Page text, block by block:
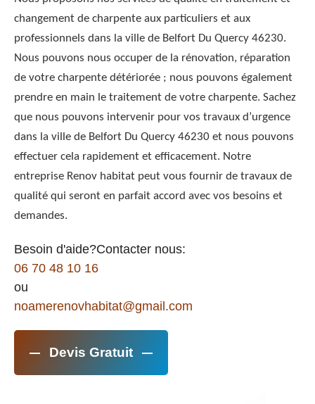
changement de charpente aux particuliers et aux
professionnels dans la ville de Belfort Du Quercy 46230.
Nous pouvons nous occuper de la rénovation, réparation
de votre charpente détériorée ; nous pouvons également
prendre en main le traitement de votre charpente. Sachez
que nous pouvons intervenir pour vos travaux d’urgence
dans la ville de Belfort Du Quercy 46230 et nous pouvons
effectuer cela rapidement et efficacement. Notre
entreprise Renov habitat peut vous fournir de travaux de
qualité qui seront en parfait accord avec vos besoins et
demandes.
Besoin d'aide?Contacter nous:
06 70 48 10 16
ou
noamerenovhabitat@gmail.com
Devis Gratuit